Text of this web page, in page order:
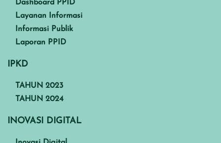
Dashboard PPID
Layanan Informasi
Informasi Publik
Laporan PPID
IPKD
TAHUN 2023
TAHUN 2024
INOVASI DIGITAL